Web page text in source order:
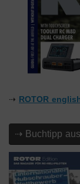
⇢ ROTOR
⇢ Buchtipp